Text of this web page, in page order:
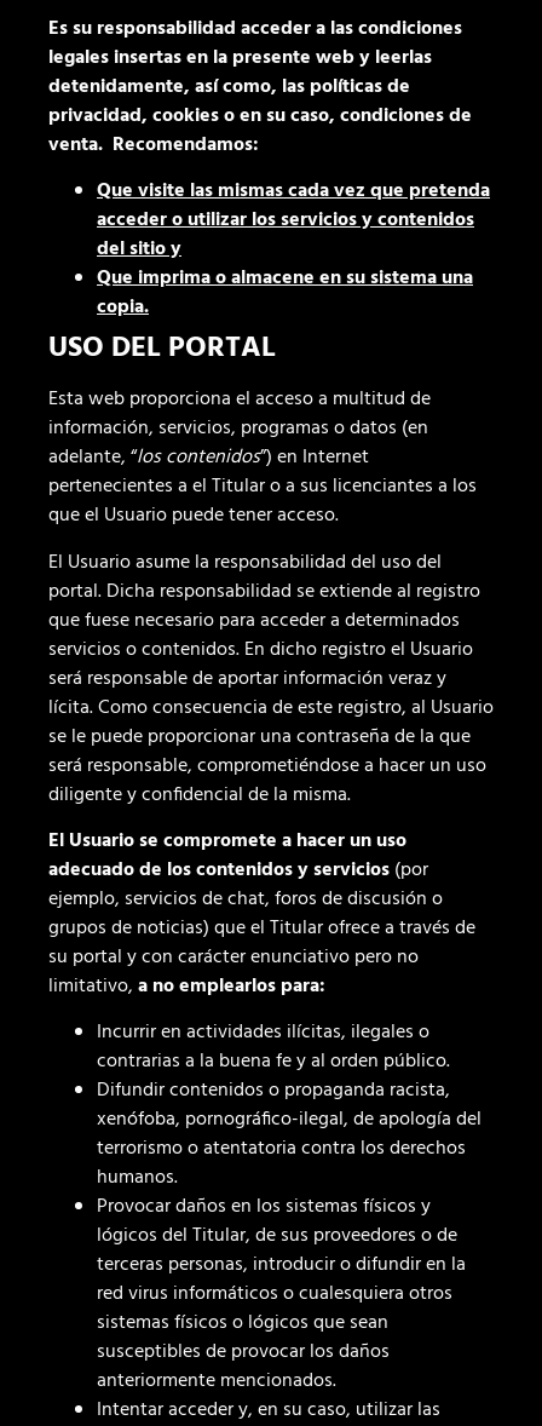
Es su responsabilidad acceder a las condiciones
legales insertas en la presente web y leerlas
detenidamente, así como, las políticas de
privacidad, cookies o en su caso, condiciones de
venta. Recomendamos:
Que visite las mismas cada vez que pretenda
acceder o utilizar los servicios y contenidos
del sitio y
Que imprima o almacene en su sistema una
copia.
USO DEL PORTAL
Esta web proporciona el acceso a multitud de
información, servicios, programas o datos (en
adelante, “los contenidos”) en Internet
pertenecientes a el Titular o a sus licenciantes a los
que el Usuario puede tener acceso.
El Usuario asume la responsabilidad del uso del
portal. Dicha responsabilidad se extiende al registro
que fuese necesario para acceder a determinados
servicios o contenidos. En dicho registro el Usuario
será responsable de aportar información veraz y
lícita. Como consecuencia de este registro, al Usuario
se le puede proporcionar una contraseña de la que
será responsable, comprometiéndose a hacer un uso
diligente y confidencial de la misma.
El Usuario se compromete a hacer un uso
adecuado de los contenidos y servicios(por
ejemplo, servicios de chat, foros de discusión o
grupos de noticias) que el Titular ofrece a través de
su portal y con carácter enunciativo pero no
limitativo,a no emplearlos para:
Incurrir en actividades ilícitas, ilegales o
contrarias a la buena fe y al orden público.
Difundir contenidos o propaganda racista,
xenófoba, pornográfico-ilegal, de apología del
terrorismo o atentatoria contra los derechos
humanos.
Provocar daños en los sistemas físicos y
lógicos del Titular, de sus proveedores o de
terceras personas, introducir o difundir en la
red virus informáticos o cualesquiera otros
sistemas físicos o lógicos que sean
susceptibles de provocar los daños
anteriormente mencionados.
Intentar acceder y, en su caso, utilizar las